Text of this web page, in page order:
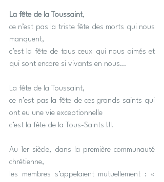
La fête de la Toussaint,
ce n’est pas la triste fête des morts qui nous
manquent,
c’est la fête de tous ceux qui nous aimés et
qui sont encore si vivants en nous…
La fête de la Toussaint,
ce n’est pas la fête de ces grands saints qui
ont eu une vie exceptionnelle
c’est la fête de la Tous-Saints !!!
Au 1er siècle, dans la première communauté
chrétienne,
les membres s’appelaient mutuellement : «